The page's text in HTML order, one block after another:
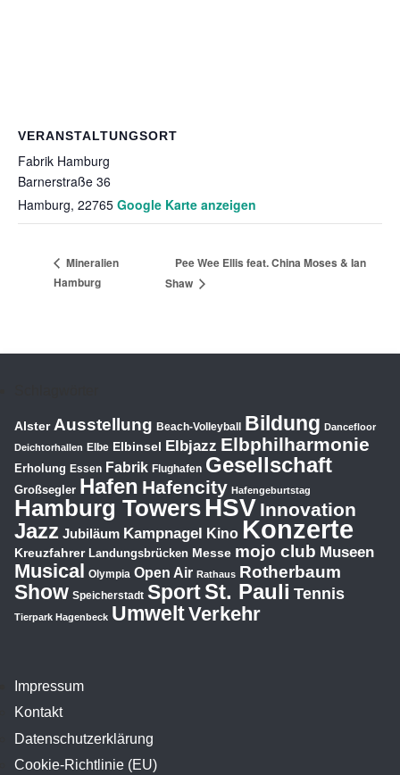
VERANSTALTUNGSORT
Fabrik Hamburg
Barnerstraße 36
Hamburg, 22765 Google Karte anzeigen
Mineralien
Hamburg
Pee Wee Ellis feat. China Moses & Ian
Shaw
Impressum
Kontakt
Datenschutzerklärung
Cookie-Richtlinie (EU)
Alster Ausstellung Beach-Volleyball Bildung Dancefloor
Deichtorhallen Elbe Elbinsel Elbjazz Elbphilharmonie
Erholung Essen Fabrik Flughafen Gesellschaft
Großsegler Hafen Hafencity Hafengeburtstag
Hamburg TowersHSV Innovation
Jazz Jubiläum Kampnagel Kino Konzerte
Kreuzfahrer Landungsbrücken Messe mojo club Museen
Musical Olympia Open Air Rathaus Rotherbaum
Show Speicherstadt SportSt. Pauli Tennis
Tierpark Hagenbeck UmweltVerkehr